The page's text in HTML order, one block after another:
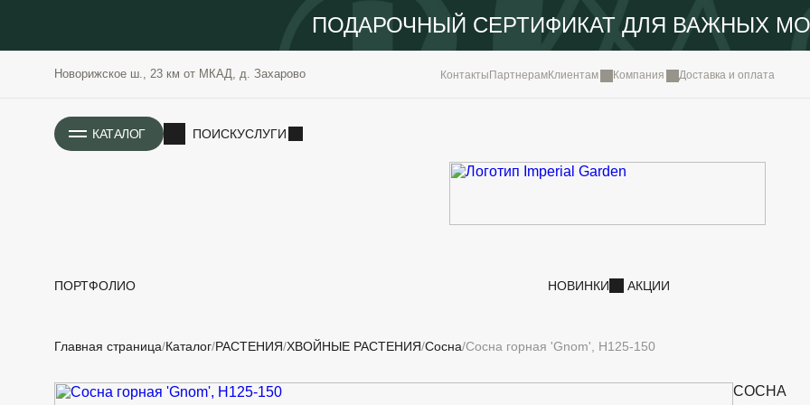
ПОДАРОЧНЫЙ СЕРТИФИКАТ ДЛЯ ВАЖНЫХ
Новорижское ш., 23 км от МКАД, д. Захарово Контакты ПартнерамКлиентам Компания Доставка и оплата
КАТАЛОГ ПОИСКУСЛУГИ
ПОРТФОЛИО НОВИНКИ АКЦИИ
РАСТЕНИЯ
ОЗЕЛЕНЕНИЕ
ИСТОРИЯ
Главная страница Каталог РАСТЕНИЯ ХВОЙНЫЕ РАСТЕНИЯ Сосна Сосна горная 'Gnom', H125-150
СОСНА